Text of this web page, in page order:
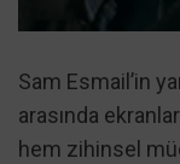
Sam Esmail’in
arasında
hem zihinsel